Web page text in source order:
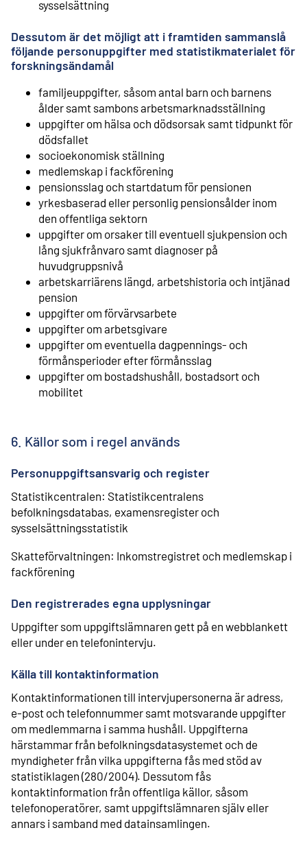
sysselsättning
Dessutom är det möjligt att i framtiden sammanslå
följande personuppgifter med statistikmaterialet för
forskningsändamål
familjeuppgifter, såsom antal barn och barnens
ålder samt sambons arbetsmarknadsställning
uppgifter om hälsa och dödsorsak samt tidpunkt för
dödsfallet
socioekonomisk ställning
medlemskap i fackförening
pensionsslag och startdatum för pensionen
yrkesbaserad eller personlig pensionsålder inom
den offentliga sektorn
uppgifter om orsaker till eventuell sjukpension och
lång sjukfrånvaro samt diagnoser på
huvudgruppsnivå
arbetskarriärens längd, arbetshistoria och intjänad
pension
uppgifter om förvärvsarbete
uppgifter om arbetsgivare
uppgifter om eventuella dagpennings- och
förmånsperioder efter förmånsslag
uppgifter om bostadshushåll, bostadsort och
mobilitet
6. Källor som i regel används
Personuppgiftsansvarig och register
Statistikcentralen: Statistikcentralens
befolkningsdatabas, examensregister och
sysselsättningsstatistik
Skatteförvaltningen: Inkomstregistret och medlemskap i
fackförening
Den registrerades egna upplysningar
Uppgifter som uppgiftslämnaren gett på en webblankett
eller under en telefonintervju.
Källa till kontaktinformation
Kontaktinformationen till intervjupersonerna är adress,
e-post och telefonnummer samt motsvarande uppgifter
om medlemmarna i samma hushåll. Uppgifterna
härstammar från befolkningsdatasystemet och de
myndigheter från vilka uppgifterna fås med stöd av
statistiklagen (280/2004). Dessutom fås
kontaktinformation från offentliga källor, såsom
telefonoperatörer, samt uppgiftslämnaren själv eller
annars i samband med datainsamlingen.